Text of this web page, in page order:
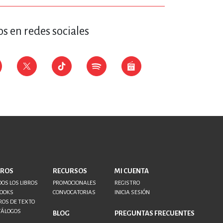
en redes sociales
LOS LIBROS
DE TEXTO
RECURSOS
PROMOCIONALES
CONVOCATORIAS
BLOG
MI CUENTA
REGISTRO
INICIA SESIÓN
PREGUNTAS FRECUENTES